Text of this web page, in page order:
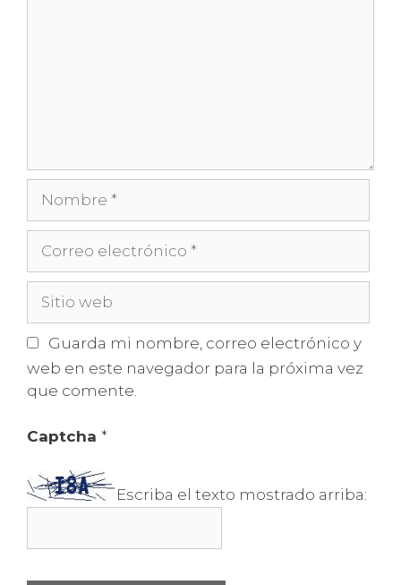
Nombre
Sitio
Guarda mi nombre, correo electrónico y
web en este navegador para la próxima vez
que comente.
Captcha *
Escriba el texto mostrado arriba: